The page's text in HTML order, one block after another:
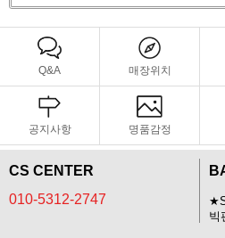
Q&A 매장위치
공지사항 명품감정
CS CENTER
010-5312-2747
빅